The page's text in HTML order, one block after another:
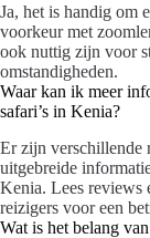
Ja, het is handig om
voorkeur met
ook nuttig zijn voor
omstandigheden.
Waar kan ik meer
safari’s in Kenia?
Er zijn verschillende
uitgebreide
Kenia. Lees reviews
reizigers voor een
Wat is het belang